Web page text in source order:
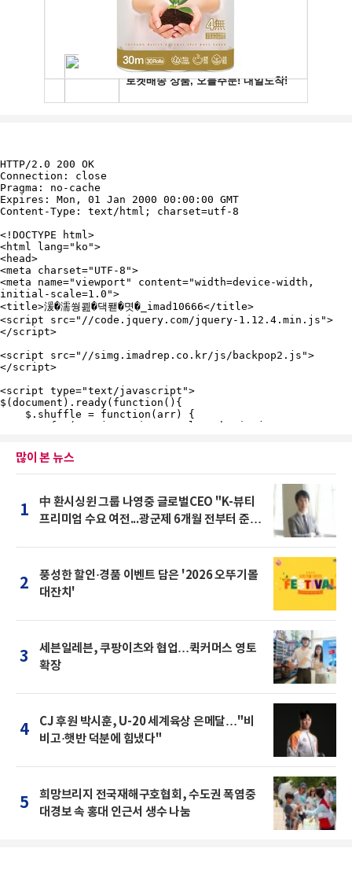
많이 본 뉴스
1
中 환시싱윈 그룹 나영중 글로벌CEO "K-뷰티
프리미엄 수요 여전...광군제 6개월 전부터 준비
2
풍성한 할인·경품 이벤트 담은 '2026 오뚜기몰
대잔치'
3
세븐일레븐, 쿠팡이츠와 협업…퀵커머스 영토
확장
4
CJ 후원 박시훈, U-20 세계육상 은메달…"비
비고·햇반 덕분에 힘냈다"
5
희망브리지 전국재해구호협회, 수도권 폭염중
대경보 속 홍대 인근서 생수 나눔